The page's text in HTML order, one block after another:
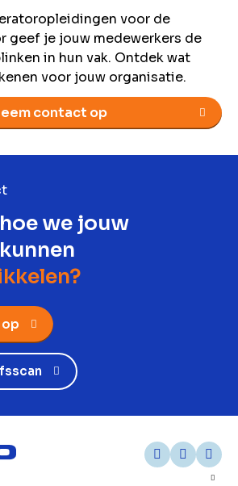
voor de
geef je jouw medewerkers de
in hun vak. Ontdek wat
voor jouw organisatie.
contact op
we jouw